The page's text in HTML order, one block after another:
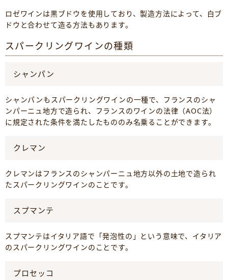
ロゼワインは黒ブドウを使用しており、製造方法によって、白ブ
ドウと合わせて造る方法もあります。
スパークリングワインの種類
シャンパン
シャンパンもスパークリングワインの一種で、フランスのシャ
ンパーニュ地方で造られ、フランスのワインの法律（AOC法）
に規定された条件を満たしたもののみ名乗ることができます。
クレマン
クレマンはフランスのシャンパーニュ地方以外の土地で造られ
たスパークリングワインのことです。
スプマンテ
スプマンテはイタリア語で「発泡性の」という意味で、イタリア
のスパークリングワインのことです。
プロセッコ